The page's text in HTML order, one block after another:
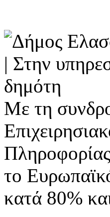
Με τη
το
κατά 80%